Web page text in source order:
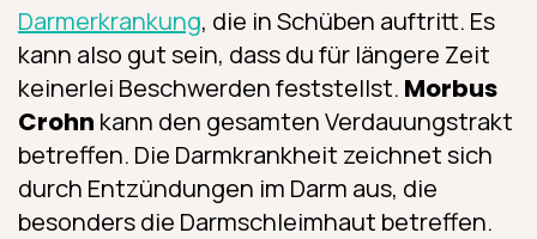
Darmerkrankung, die in Schüben auftritt. Es
kann also gut sein, dass du für längere Zeit
keinerlei Beschwerden feststellst. Morbus
Crohn kann den gesamten Verdauungstrakt
betreffen. Die Darmkrankheit zeichnet sich
durch Entzündungen im Darm aus, die
besonders die Darmschleimhaut betreffen.